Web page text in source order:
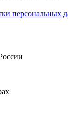
персональных